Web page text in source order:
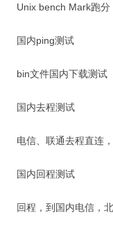
Unix bench Mark跑分
国内ping测试
bin文件国内下载测试
国内去程测试
电信、联通去程直连
国内回程测试
回程，到国内电信，